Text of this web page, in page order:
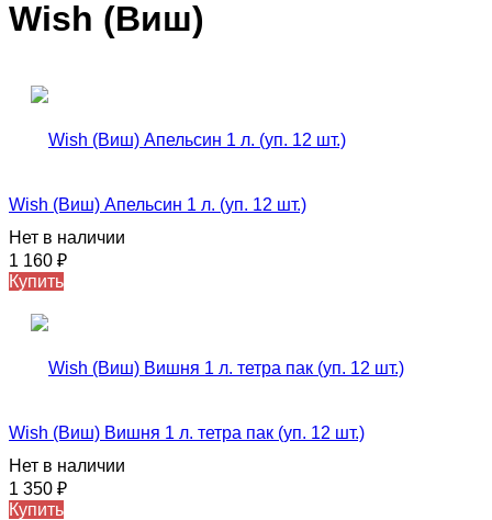
Wish (Виш)
Wish (Виш) Апельсин 1 л. (уп. 12 шт.)
Нет в наличии
1 160 ₽
Купить
Wish (Виш) Вишня 1 л. тетра пак (уп. 12 шт.)
Нет в наличии
1 350 ₽
Купить